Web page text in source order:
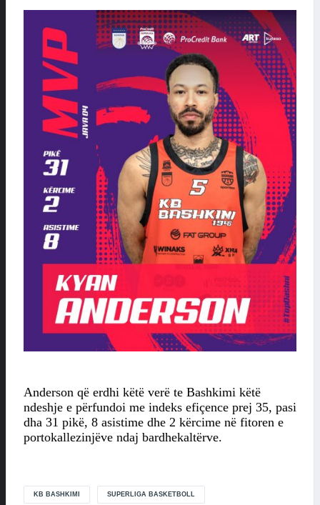
Anderson që erdhi këtë verë te Bashkimi këtë
ndeshje e përfundoi me indeks efiçence prej 35, pasi
dha 31 pikë, 8 asistime dhe 2 kërcime në fitoren e
portokallezinjëve ndaj bardhekaltërve.
KB BASHKIMI SUPERLIGA BASKETBOLL